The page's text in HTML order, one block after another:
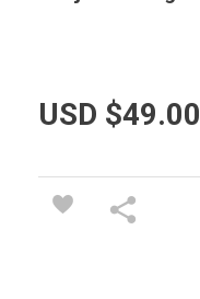
USD $49.00